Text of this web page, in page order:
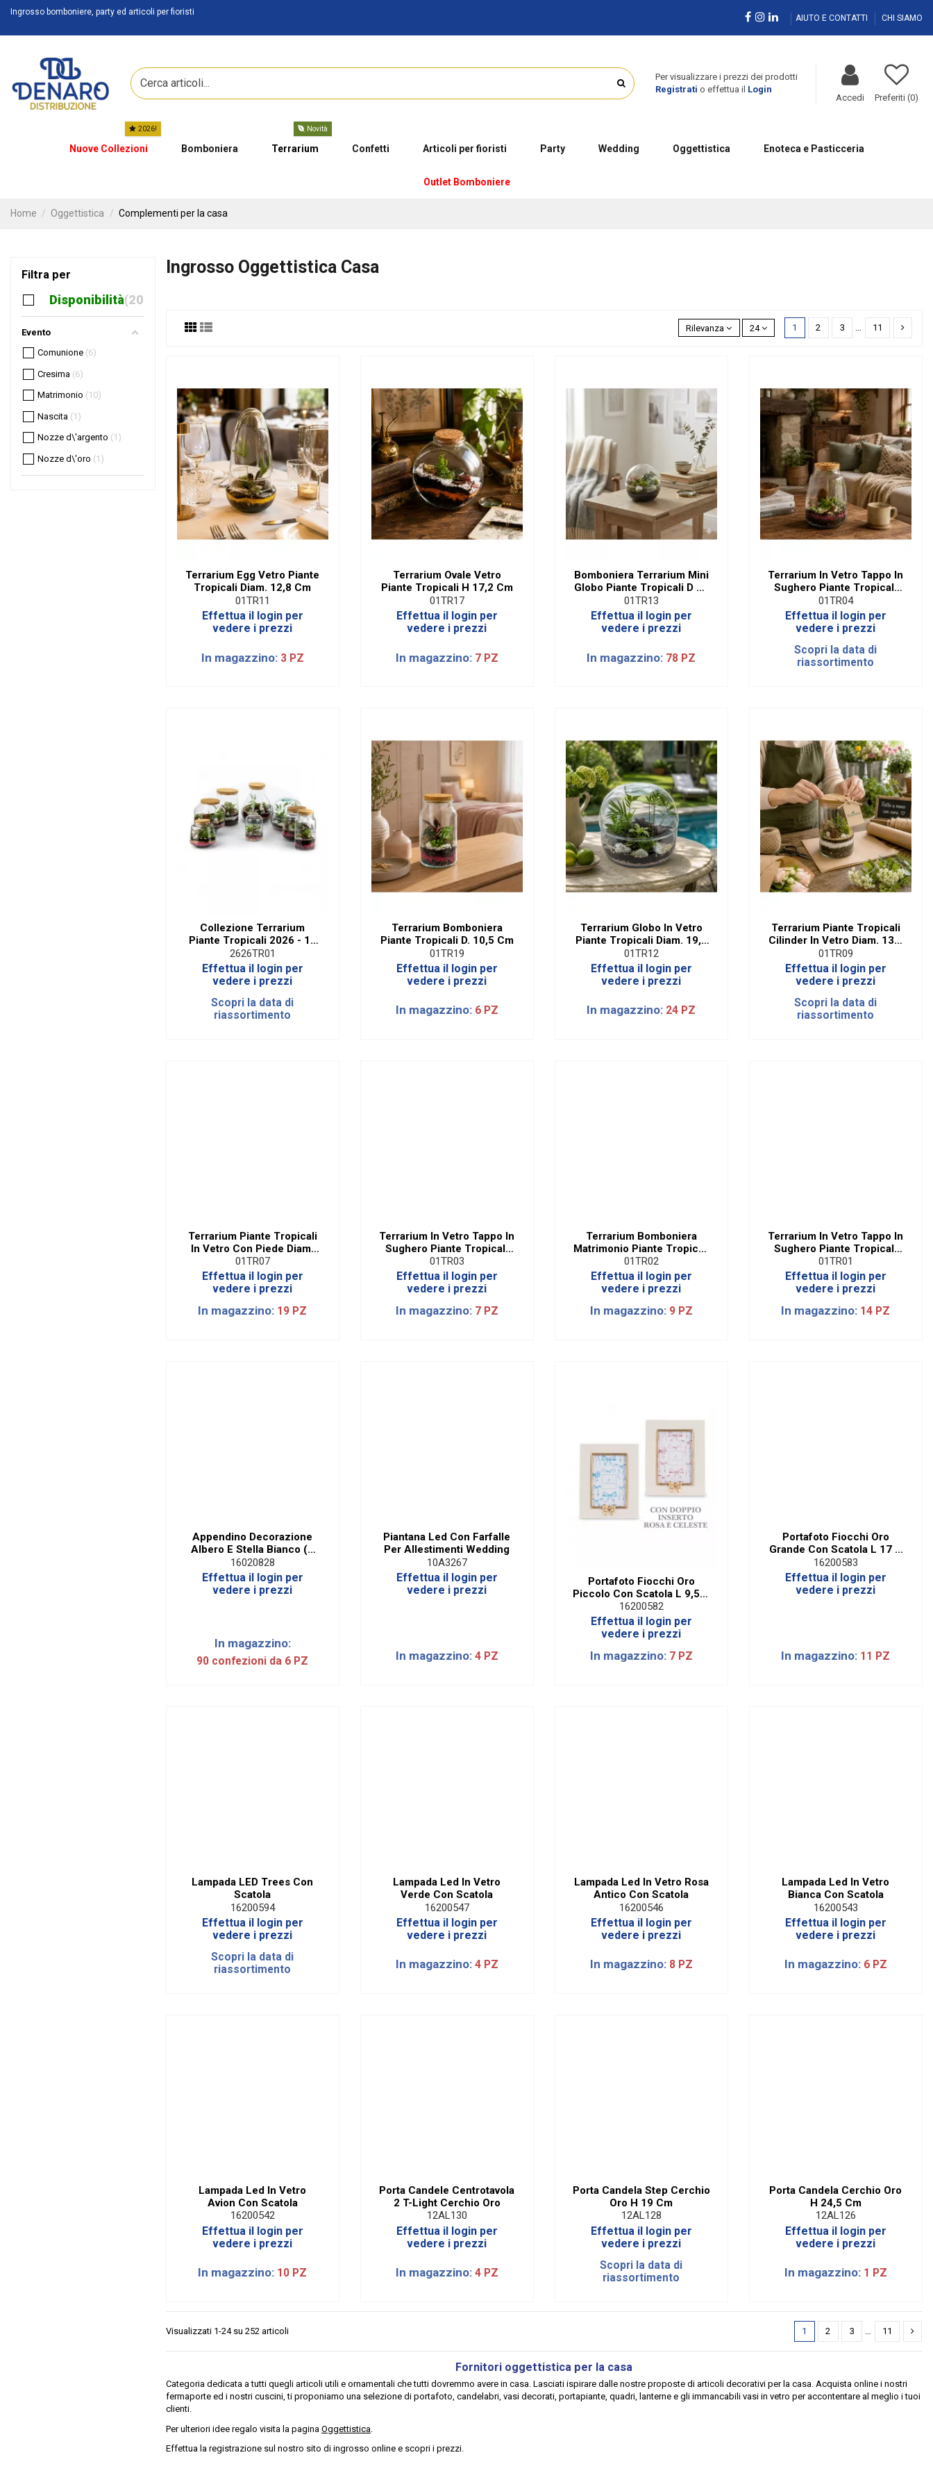
Ingrosso bomboniere, party ed articoli per fioristi
AIUTO E CONTATTI CHI SIAMO
Per visualizzare i prezzi dei prodotti
Registrati o effettua il Login
Accedi Preferiti (0)
Nuove Collezioni
2026!
Bomboniera Terrarium
Novità
Confetti Articoli per fioristi Party Wedding Oggettistica Enoteca e Pasticceria
Outlet Bomboniere
Home Oggettistica Complementi per la casa
Ingrosso Oggettistica Casa
Rilevanza 24 1 2 3 … 11
Terrarium Egg Vetro Piante
Tropicali Diam. 12,8 Cm
01TR11
Effettua il login per
vedere i prezzi
In magazzino: 3 PZ
Terrarium Ovale Vetro
Piante Tropicali H 17,2 Cm
01TR17
Effettua il login per
vedere i prezzi
In magazzino: 7 PZ
Bomboniera Terrarium Mini
Globo Piante Tropicali D 12
Cm
01TR13
Effettua il login per
vedere i prezzi
In magazzino: 78 PZ
Terrarium In Vetro Tappo In
Sughero Piante Tropicali
Diam. 17 Cm
01TR04
Effettua il login per
vedere i prezzi
Scopri la data di
riassortimento
Collezione Terrarium
Piante Tropicali 2026 - 15
Terrari
2626TR01
Effettua il login per
vedere i prezzi
Scopri la data di
riassortimento
Terrarium Bomboniera
Piante Tropicali D. 10,5 Cm
01TR19
Effettua il login per
vedere i prezzi
In magazzino: 6 PZ
Terrarium Globo In Vetro
Piante Tropicali Diam. 19,5
Cm
01TR12
Effettua il login per
vedere i prezzi
In magazzino: 24 PZ
Terrarium Piante Tropicali
Cilinder In Vetro Diam. 13,5
Cm
01TR09
Effettua il login per
vedere i prezzi
Scopri la data di
riassortimento
Terrarium Piante Tropicali
In Vetro Con Piede Diam.
17 Cm
01TR07
Effettua il login per
vedere i prezzi
In magazzino: 19 PZ
Terrarium In Vetro Tappo In
Sughero Piante Tropicali
Diam. 16 Cm
01TR03
Effettua il login per
vedere i prezzi
In magazzino: 7 PZ
Terrarium Bomboniera
Matrimonio Piante Tropicali
Diam. 13 Cm
01TR02
Effettua il login per
vedere i prezzi
In magazzino: 9 PZ
Terrarium In Vetro Tappo In
Sughero Piante Tropicali
Diam. 22 Cm
01TR01
Effettua il login per
vedere i prezzi
In magazzino: 14 PZ
Appendino Decorazione
Albero E Stella Bianco (6
PZ)
16020828
Effettua il login per
vedere i prezzi
In magazzino:
90 confezioni da 6 PZ
Piantana Led Con Farfalle
Per Allestimenti Wedding
10A3267
Effettua il login per
vedere i prezzi
In magazzino: 4 PZ
Portafoto Fiocchi Oro
Piccolo Con Scatola L 9,5 X
H 12 Cm
16200582
Effettua il login per
vedere i prezzi
In magazzino: 7 PZ
Portafoto Fiocchi Oro
Grande Con Scatola L 17 X
H 20 Cm
16200583
Effettua il login per
vedere i prezzi
In magazzino: 11 PZ
Lampada LED Trees Con
Scatola
16200594
Effettua il login per
vedere i prezzi
Scopri la data di
riassortimento
Lampada Led In Vetro
Verde Con Scatola
16200547
Effettua il login per
vedere i prezzi
In magazzino: 4 PZ
Lampada Led In Vetro Rosa
Antico Con Scatola
16200546
Effettua il login per
vedere i prezzi
In magazzino: 8 PZ
Lampada Led In Vetro
Bianca Con Scatola
16200543
Effettua il login per
vedere i prezzi
In magazzino: 6 PZ
Lampada Led In Vetro
Avion Con Scatola
16200542
Effettua il login per
vedere i prezzi
In magazzino: 10 PZ
Porta Candele Centrotavola
2 T-Light Cerchio Oro
12AL130
Effettua il login per
vedere i prezzi
In magazzino: 4 PZ
Porta Candela Step Cerchio
Oro H 19 Cm
12AL128
Effettua il login per
vedere i prezzi
Scopri la data di
riassortimento
Porta Candela Cerchio Oro
H 24,5 Cm
12AL126
Effettua il login per
vedere i prezzi
In magazzino: 1 PZ
Visualizzati 1-24 su 252 articoli 1 2 3 11
Fornitori oggettistica per la casa
Categoria dedicata a tutti quegli articoli utili e ornamentali che tutti dovremmo avere in casa. Lasciati ispirare dalle nostre proposte di articoli decorativi per la casa. Acquista online i nostri
fermaporte ed i nostri cuscini, ti proponiamo una selezione di portafoto, candelabri, vasi decorati, portapiante, quadri, lanterne e gli immancabili vasi in vetro per accontentare al meglio i tuoi
clienti.
Per ulteriori idee regalo visita la pagina Oggettistica
Effettua la registrazione sul nostro sito di ingrosso online e scopri i prezzi.
Filtra per
Disponibilità 209
Evento
Comunione 6
Cresima 6
Matrimonio 10
Nascita 1
Nozze d\'argento 1
Nozze d\'oro 1